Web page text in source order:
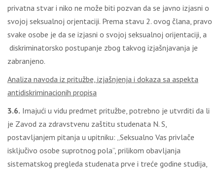
privatna stvar i niko ne može biti pozvan da se javno izjasni o
svojoj seksualnoj orjentaciji. Prema stavu 2. ovog člana, pravo
svake osobe je da se izjasni o svojoj seksualnoj orijentaciji, a
diskriminatorsko postupanje zbog takvog izjašnjavanja je
zabranjeno.
Analiza navoda iz pritužbe, izjašnjenja i dokaza sa aspekta
antidiskriminacionih propisa
3.6. Imajući u vidu predmet pritužbe, potrebno je utvrditi da li
je Zavod za zdravstvenu zaštitu studenata N. S,
postavljanjem pitanja u upitniku: „Seksualno Vas privlače
isključivo osobe suprotnog pola”, prilikom obavljanja
sistematskog pregleda studenata prve i treće godine studija,